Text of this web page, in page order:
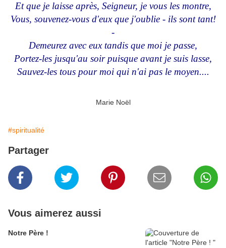
Et que je laisse après, Seigneur, je vous les montre,
Vous, souvenez-vous d'eux que j'oublie - ils sont tant!
-
Demeurez avec eux tandis que moi je passe,
Portez-les jusqu'au soir puisque avant je suis lasse,
Sauvez-les tous pour moi qui n'ai pas le moyen....
Marie Noël
#spiritualité
Partager
Vous aimerez aussi
Notre Père !